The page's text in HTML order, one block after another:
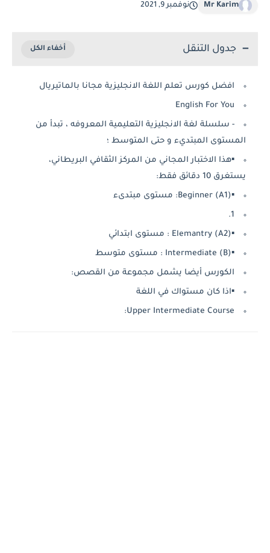
Mr Karim نوفمبر 9, 2021
جدول التنقل
افضل كورس تعلم اللغة الانجليزية مجانا بالماتيريال
English For You
- سلسلة لغة الانجليزية التعليمية المعروفه ، تبدأ من
المستوى المبتديء و حتى المتوسط ؛
▪هذا الاختبار المجاني من المركز الثقافي البريطاني،
يستغرق 10 دقائق فقط:
▪Beginner (A1): مستوى مبتدىء
1.
▪Elemantry (A2) : مستوى ابتدائي
▪Intermediate (B) : مستوى متوسط
الكورس أيضا يشمل مجموعة من القصص:
▪اذا كان مستواك في اللغة
Upper Intermediate Course: